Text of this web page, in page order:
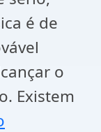
é de
o
Existem